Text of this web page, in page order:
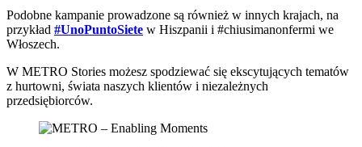
Podobne kampanie prowadzone są również w innych krajach, na
przykład #UnoPuntoSiete w Hiszpanii i #chiusimanonfermi we
Włoszech.
W METRO Stories możesz spodziewać się ekscytujących tematów
z hurtowni, świata naszych klientów i niezależnych
przedsiębiorców.